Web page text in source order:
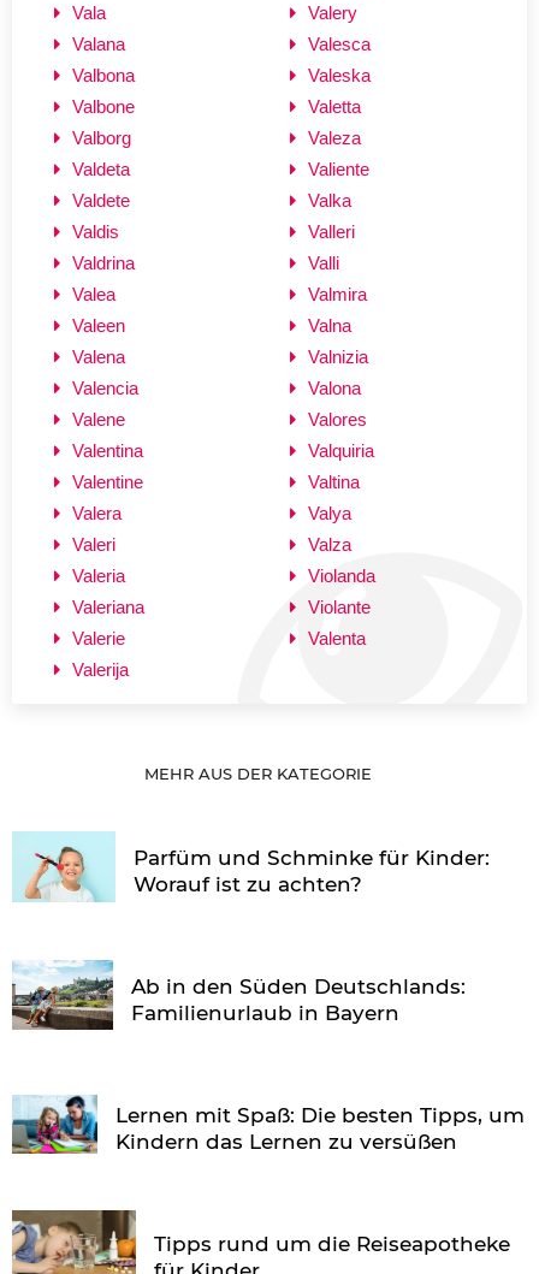
Vala
Valana
Valbona
Valbone
Valborg
Valdeta
Valdete
Valdis
Valdrina
Valea
Valeen
Valena
Valencia
Valene
Valentina
Valentine
Valera
Valeri
Valeria
Valeriana
Valerie
Valerija
Valery
Valesca
Valeska
Valetta
Valeza
Valiente
Valka
Valleri
Valli
Valmira
Valna
Valnizia
Valona
Valores
Valquiria
Valtina
Valya
Valza
Violanda
Violante
Valenta
MEHR AUS DER KATEGORIE
Parfüm und Schminke für Kinder:
Worauf ist zu achten?
Ab in den Süden Deutschlands:
Familienurlaub in Bayern
Lernen mit Spaß: Die besten Tipps, um
Kindern das Lernen zu versüßen
Tipps rund um die Reiseapotheke